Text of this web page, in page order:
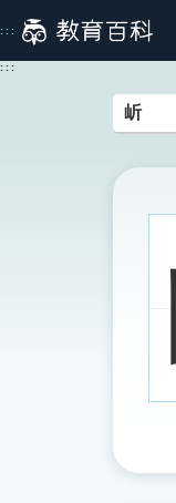
到
主
:::
:::